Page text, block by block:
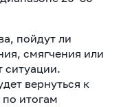
пойдут ли
смягчения или
ситуации.
вернуться к
итогам